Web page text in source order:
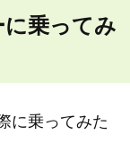
乗ってみ
に乗ってみた